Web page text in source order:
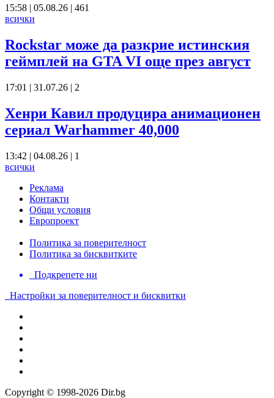
15:58 | 05.08.26 | 461
всички
Rockstar може да разкрие истинския
геймплей на GTA VI още през август
17:01 | 31.07.26 | 2
Хенри Кавил продуцира анимационен
сериал Warhammer 40,000
13:42 | 04.08.26 | 1
всички
Реклама
Контакти
Общи условия
Европроект
Политика за поверителност
Политика за бисквитките
Подкрепете ни
Настройки за поверителност и бисквитки
Copyright © 1998-2026 Dir.bg